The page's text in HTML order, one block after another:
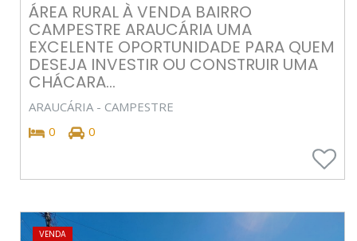
ÁREA RURAL À VENDA BAIRRO
CAMPESTRE ARAUCÁRIA UMA
EXCELENTE OPORTUNIDADE PARA QUEM
DESEJA INVESTIR OU CONSTRUIR UMA
CHÁCARA...
ARAUCÁRIA - CAMPESTRE
0
0
VENDA